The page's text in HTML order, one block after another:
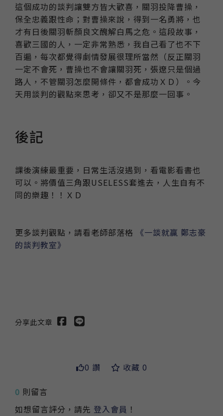
這個成功的談判讓雙方皆大歡喜，關羽投降曹操，
保全忠義跟性命；對曹操來說，得到一名勇將，也
才有日後關羽斬顏良文醜解白馬之危。這段故事，
喜歡三國的人，一定非常熟悉，我自己看了也不下
百遍，每次都覺得劇情發展很理所當然（反正關羽
一定不會死，曹操也不會讓關羽死，張遼只是個過
路人，不管關羽怎麼開條件，都會成功ＸＤ）。今
天用談判的觀點來思考，卻又不是那麼一回事。
後記
課後演練最重要，日常生活沒遇到，看電影看書也
可以。將價值三角跟USELESS套進去，人生自有不
同的樂趣！！ＸＤ
更多談判觀點，請看老師部落格 《一談就贏 鄭志豪
的談判教室》
分享此文章
0 讚 收藏 0
0 則留言
如想留言評分，請先 登入會員 ！